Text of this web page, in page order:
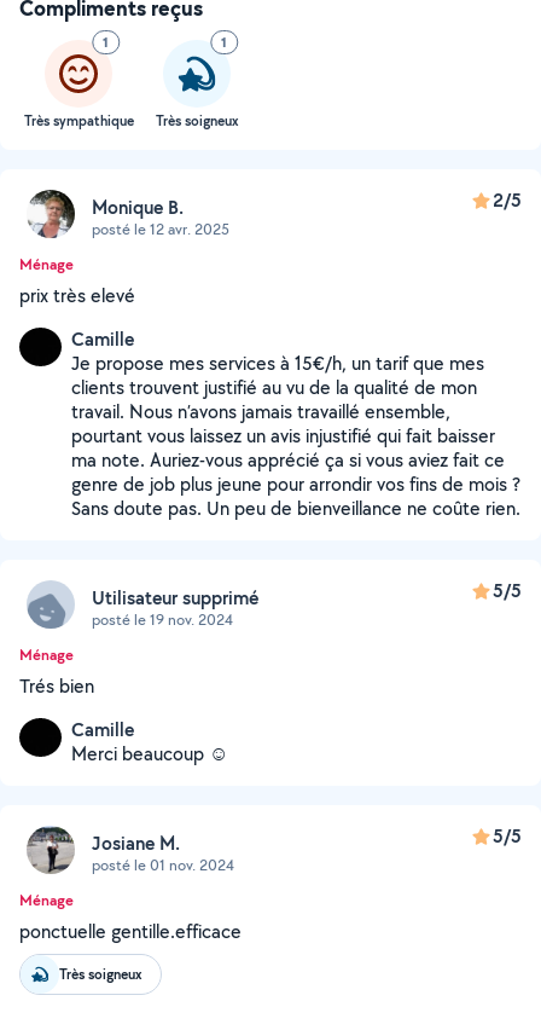
Compliments reçus
1
Très sympathique
1
Très soigneux
Monique B.
posté le 12 avr. 2025
2/5
Ménage
prix très elevé
Camille
Je propose mes services à 15€/h, un tarif que mes
clients trouvent justifié au vu de la qualité de mon
travail. Nous n’avons jamais travaillé ensemble,
pourtant vous laissez un avis injustifié qui fait baisser
ma note. Auriez-vous apprécié ça si vous aviez fait ce
genre de job plus jeune pour arrondir vos fins de mois ?
Sans doute pas. Un peu de bienveillance ne coûte rien.
Utilisateur supprimé
posté le 19 nov. 2024
5/5
Ménage
Trés bien
Camille
Merci beaucoup ☺️
Josiane M.
posté le 01 nov. 2024
5/5
Ménage
ponctuelle gentille.efficace
Très soigneux